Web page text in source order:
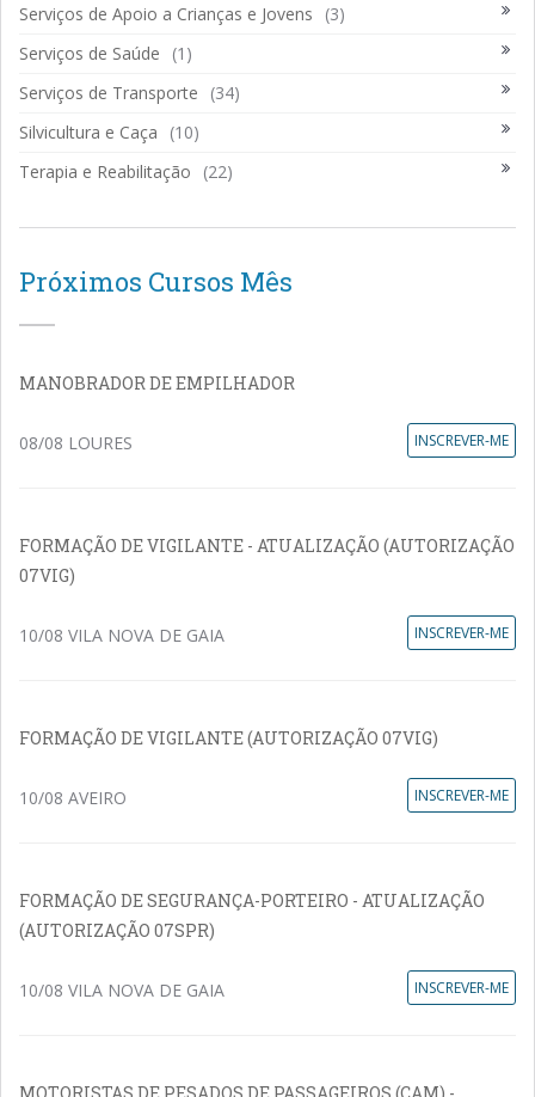
Serviços de Apoio a Crianças e Jovens
(3)
Serviços de Saúde
(1)
Serviços de Transporte
(34)
Silvicultura e Caça
(10)
Terapia e Reabilitação
(22)
Próximos Cursos Mês
MANOBRADOR DE EMPILHADOR
08/08 LOURES INSCREVER-ME
FORMAÇÃO DE VIGILANTE - ATUALIZAÇÃO (AUTORIZAÇÃO
07VIG)
10/08 VILA NOVA DE GAIA INSCREVER-ME
FORMAÇÃO DE VIGILANTE (AUTORIZAÇÃO 07VIG)
10/08 AVEIRO INSCREVER-ME
FORMAÇÃO DE SEGURANÇA-PORTEIRO - ATUALIZAÇÃO
(AUTORIZAÇÃO 07SPR)
10/08 VILA NOVA DE GAIA INSCREVER-ME